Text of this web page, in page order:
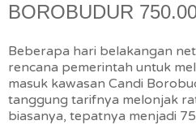
BOROBUDUR
Beberapa hari belakangan
rencana pemerintah untuk
masuk kawasan Candi
tanggung tarifnya melonjak
biasanya, tepatnya menjadi